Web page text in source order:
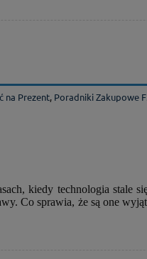
na Prezent, Poradniki Zakupowe
kiedy technologia stale
Co sprawia, że są one